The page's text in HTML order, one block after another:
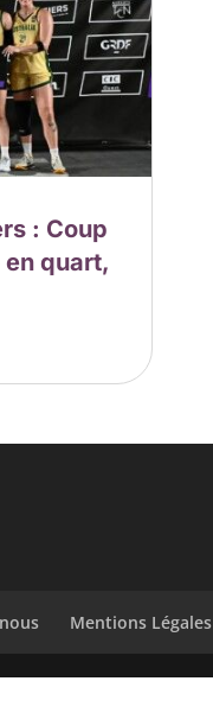
: Coup
en quart,
Mentions Légales